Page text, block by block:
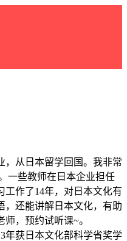
，从日本留学回国。我非常
一些教师在日本企业担任
工作了14年，对日本文化有
，还能讲解日本文化，有助
，预约试听课~。
年获日本文化部科学省奖学